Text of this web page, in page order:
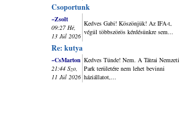
Csoportunk
~Zsolt
09:27 Hé,
13 Júl 2026
Kedves Gabi! Köszönjük! Az IFA-t,
végül többszörös kérdésünkre sem...
Re: kutya
~CsMarton
21:44 Szo,
11 Júl 2026
Kedves Tünde! Nem. A Tátrai Nemzeti
Park területére nem lehet bevinni
háziállatot,...